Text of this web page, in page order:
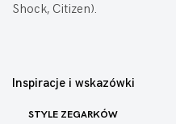
Shock, Citizen).
Inspiracje i wskazówki
STYLE ZEGARKÓW